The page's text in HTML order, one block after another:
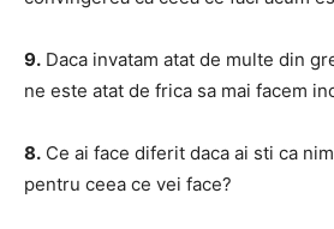
9. Daca invatam atat de multe din
ne este atat de frica sa mai facem
8. Ce ai face diferit daca ai sti ca
pentru ceea ce vei face?